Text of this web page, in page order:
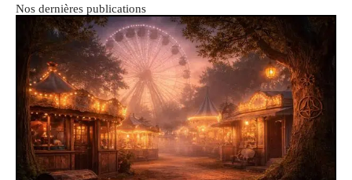
Nos dernières publications